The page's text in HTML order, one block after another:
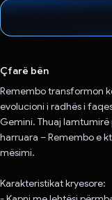
Çfarë bën
Remembo transformon
evolucioni i radhës i
Gemini. Thuaj
harruara – Remembo e
mësimi.
Karakteristikat kryesore: